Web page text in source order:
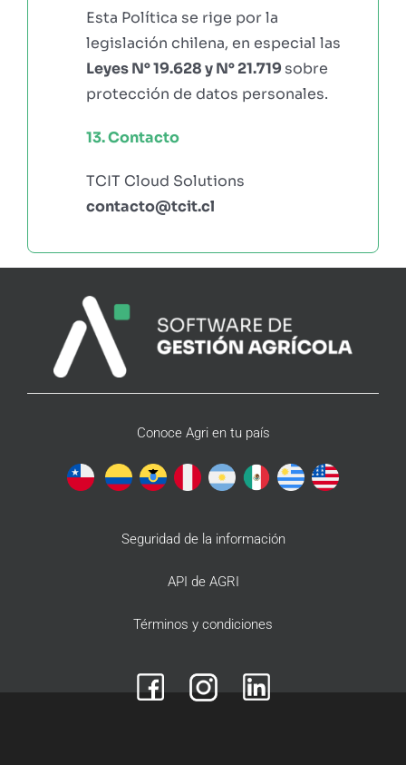
Esta Política se rige por la
legislación chilena, en especial las
Leyes N° 19.628 y N° 21.719 sobre
protección de datos personales.
13. Contacto
TCIT Cloud Solutions
contacto@tcit.cl
Conoce Agri en tu país
Seguridad de la información
API de AGRI
Términos y condiciones